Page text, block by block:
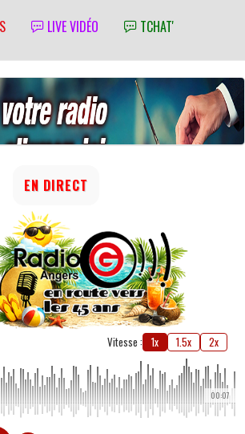
LIVE VIDÉO TCHAT'
EN DIRECT
Vitesse : 1x 1.5x 2x
00:07